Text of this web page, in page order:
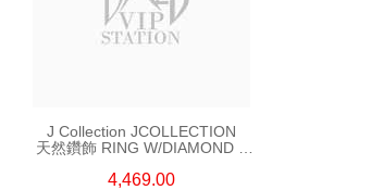
J Collection JCOLLECTION
天然鑽飾 RING W/DIAMOND 5
CT18KR 2.62 GM (EUR 55)
4,469.00